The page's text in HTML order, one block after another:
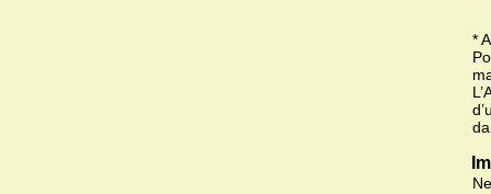
*